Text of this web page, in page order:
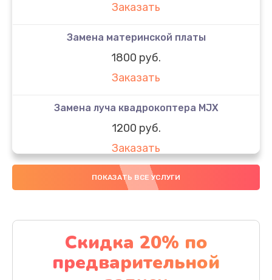
Заказать
Замена материнской платы
1800 руб.
Заказать
Замена луча квадрокоптера MJX
1200 руб.
Заказать
Замена GPS-модуля
Заказать
Настройка шифрования Wi-Fi
1000 руб.
ПОКАЗАТЬ ВСЕ УСЛУГИ
Скидка 20% по
предварительной